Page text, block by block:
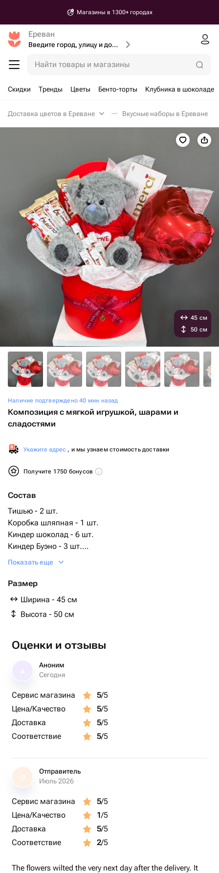
Магазины в 1300+ городах
Ереван
Введите город, улицу и дом доставки
Найти товары и магазины
Скидки Тренды Цветы Бенто-торты Клубника в шоколаде
Доставка цветов в Ереване Вкусные наборы в Ереване
Наличие подтверждено 40 мин назад
Композиция с мягкой игрушкой, шарами и
сладостями
Укажите адрес , и мы узнаем стоимость доставки
Получите 1750 бонусов
Состав
Тишью - 2 шт.
Коробка шляпная - 1 шт.
Киндер шоколад - 6 шт.
Киндер Буэно - 3 шт.
Мишка тедди - 1 шт.
конфет мерси 112гр - 1 шт.
Показать еще
Размер
Ширина - 45 см
Высота - 50 см
45 см
50 см
Оценки и отзывы
Аноним
Сегодня
Сервис магазина 5/5
Цена/Качество
5/5
Доставка
5/5
Соответствие
5/5
О
Отправитель
Июль 2026
Сервис магазина 5/5
Цена/Качество
1/5
Доставка
5/5
Соответствие
2/5
The flowers wilted the very next day after the delivery. It